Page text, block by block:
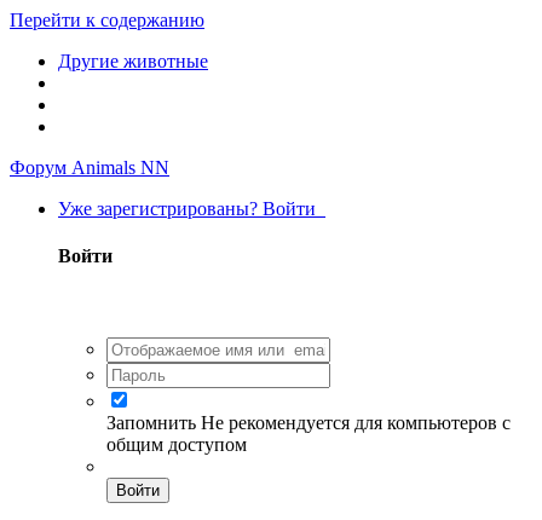
Перейти к содержанию
Другие животные
Форум Animals NN
Уже зарегистрированы? Войти
Войти
Запомнить Не рекомендуется для компьютеров с
общим доступом
Войти